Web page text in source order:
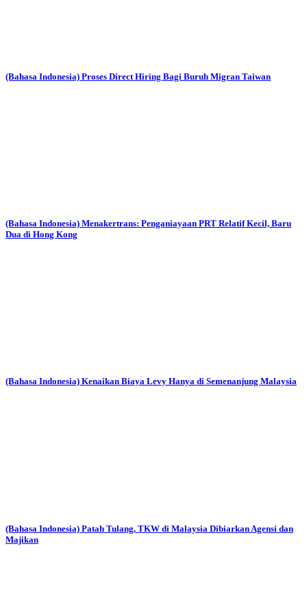
(Bahasa Indonesia) Proses Direct Hiring Bagi Buruh Migran Taiwan
(Bahasa Indonesia) Menakertrans: Penganiayaan PRT Relatif Kecil, Baru
Dua di Hong Kong
(Bahasa Indonesia) Kenaikan Biaya Levy Hanya di Semenanjung Malaysia
(Bahasa Indonesia) Patah Tulang, TKW di Malaysia Dibiarkan Agensi dan
Majikan